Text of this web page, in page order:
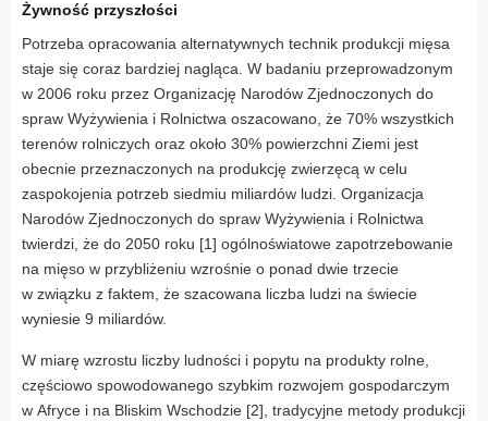
Żywność przyszłości
Potrzeba opracowania alternatywnych technik produkcji mięsa
staje się coraz bardziej nagląca. W badaniu przeprowadzonym
w 2006 roku przez Organizację Narodów Zjednoczonych do
spraw Wyżywienia i Rolnictwa oszacowano, że 70% wszystkich
terenów rolniczych oraz około 30% powierzchni Ziemi jest
obecnie przeznaczonych na produkcję zwierzęcą w celu
zaspokojenia potrzeb siedmiu miliardów ludzi. Organizacja
Narodów Zjednoczonych do spraw Wyżywienia i Rolnictwa
twierdzi, że do 2050 roku [1] ogólnoświatowe zapotrzebowanie
na mięso w przybliżeniu wzrośnie o ponad dwie trzecie
w związku z faktem, że szacowana liczba ludzi na świecie
wyniesie 9 miliardów.
W miarę wzrostu liczby ludności i popytu na produkty rolne,
częściowo spowodowanego szybkim rozwojem gospodarczym
w Afryce i na Bliskim Wschodzie [2], tradycyjne metody produkcji